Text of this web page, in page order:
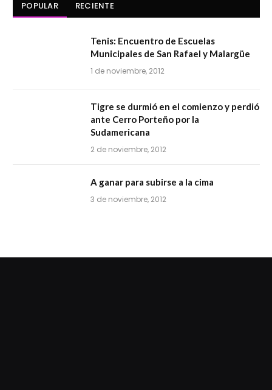
POPULAR RECIENTE
Tenis: Encuentro de Escuelas
Municipales de San Rafael y Malargüe
1 de noviembre, 2012
Tigre se durmió en el comienzo y perdió
ante Cerro Porteño por la
Sudamericana
2 de noviembre, 2012
A ganar para subirse a la cima
3 de noviembre, 2012